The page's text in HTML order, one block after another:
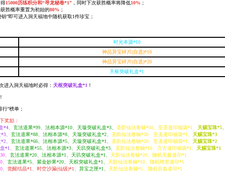
15000历练积分和“寻龙秘卷*1” ，同时下次获胜概率将降低10% ；
胜概率重置为初始的80% ；
钥”即可进入洞天福地中随机获取1件珍宝；
时光本源*10
神品异宝碎片(自选)*10
神品异宝碎片(自选)*20
天枢突破礼盒*1
进入洞天福地时必得： 天枢突破礼盒*1 ！
！
”榜单；
奖励：
*4、 玄法道果*99、法相本源*10、天璇突破礼盒*3、 圣阶仙法卷轴*50、至圣道印福袋*1、 天赐宝珠*5、
、 玄法道果*88、法相本源*8、天璇突破礼盒*2、 圣阶仙法卷轴*30、至圣道印福袋*1、 天赐宝珠*3
、 玄法道果*66、法相本源*5、天璇突破礼盒*1、 圣阶仙法卷轴*20、至圣道印福袋*1、 天赐宝珠*2
*1、 玄法道果*55、法相本源*3、天玑突破礼盒*3、 圣阶仙法卷轴*10、万古道印福袋*1、 天赐宝珠*1
、 玄法道果*20、法相本源*1、天玑突破礼盒*1、 天阶仙法卷轴*20、随机无极道印*1
玄法道果*5、紫金妙果*20、天权突破礼盒*1、 天阶仙法卷轴*10、随机绝世道印*1
觉醒结晶*1、时空沙漏(仙级)*1、 异宝之匣*1、 天阶仙法卷轴*5、随机百炼道印*1